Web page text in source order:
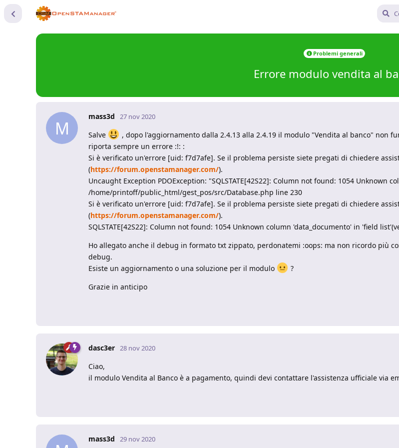
Problemi generali
Errore modulo vendita al
M
mass3d 27 nov 2020
Salve
, dopo l'aggiornamento dalla 2.4.13 alla 2.4.19 il modulo "Vendita al banco" non
riporta sempre un errore :!: :
Si è verificato un'errore [uid: f7d7afe]. Se il problema persiste siete pregati di chiedere
(https://forum.openstamanager.com/).
Uncaught Exception PDOException: "SQLSTATE[42S22]: Column not found: 1054 Unknown
/home/printoff/public_html/gest_pos/src/Database.php line 230
Si è verificato un'errore [uid: f7d7afe]. Se il problema persiste siete pregati di chiedere
(https://forum.openstamanager.com/).
SQLSTATE[42S22]: Column not found: 1054 Unknown column 'data_documento' in 'field
Ho allegato anche il debug in formato txt zippato, perdonatemi :oops: ma non ricordo più
debug.
Esiste un aggiornamento o una soluzione per il modulo
?
Grazie in anticipo
dasc3er 28 nov 2020
Ciao,
il modulo Vendita al Banco è a pagamento, quindi devi contattare l'assistenza ufficiale via
mass3d 29 nov 2020